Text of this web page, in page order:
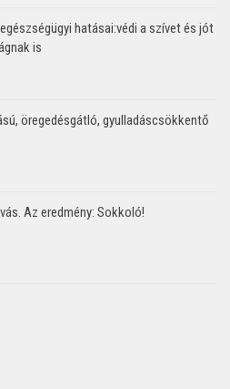
hatásai:védi a szívet és jót
is
öregedésgátló, gyulladáscsökkentő
Az eredmény: Sokkoló!